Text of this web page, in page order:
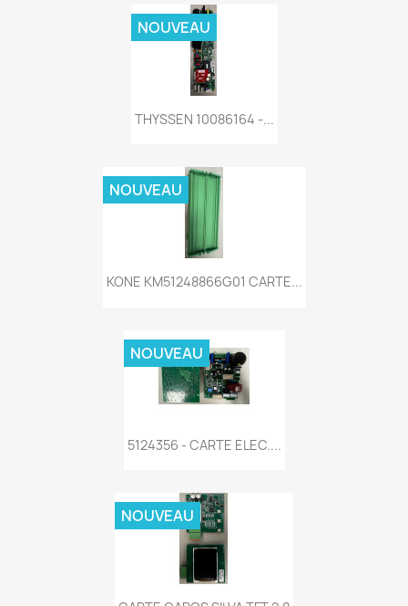
THYSSEN 10086164 -...
NOUVEAU
KONE KM51248866G01 CARTE...
NOUVEAU
5124356 - CARTE ELEC....
NOUVEAU
NOUVEAU